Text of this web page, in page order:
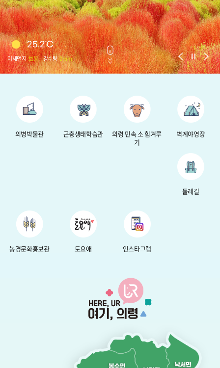
25.2℃
미세먼지보통 강수량0mm
의병박물관 곤충생태학습관
의령 민속 소 힘겨루
기
벽계야영장
둘레길
농경문화홍보관 토요애 인스타그램